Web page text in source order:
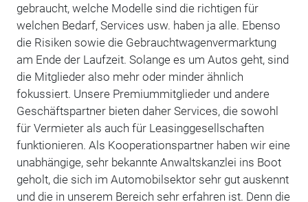
gebraucht, welche Modelle sind die richtigen für
welchen Bedarf, Services usw. haben ja alle. Ebenso
die Risiken sowie die Gebrauchtwagenvermarktung
am Ende der Laufzeit. Solange es um Autos geht, sind
die Mitglieder also mehr oder minder ähnlich
fokussiert. Unsere Premiummitglieder und andere
Geschäftspartner bieten daher Services, die sowohl
für Vermieter als auch für Leasinggesellschaften
funktionieren. Als Kooperationspartner haben wir eine
unabhängige, sehr bekannte Anwaltskanzlei ins Boot
geholt, die sich im Automobilsektor sehr gut auskennt
und die in unserem Bereich sehr erfahren ist. Denn die